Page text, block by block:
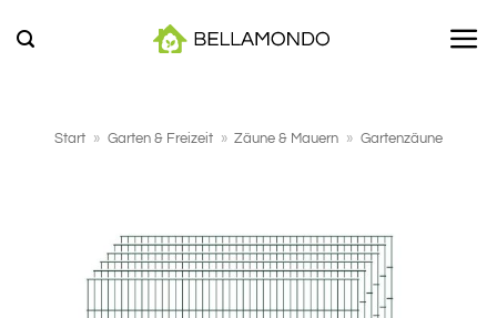
Inhalt
Start » Garten & Freizeit » Zäune & Mauern » Gartenzäune